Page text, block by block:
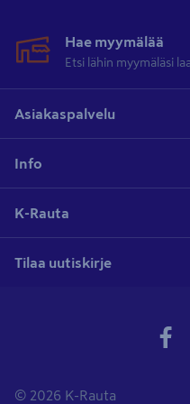
tekee siitä helposti omaan
oikeat välineet meiltä. Muista
Hae myymälää
Etsi lähin myymäläsi
Asiakaspalvelu
Info
K-Rauta
Tilaa uutiskirje
© 2026 K-Rauta